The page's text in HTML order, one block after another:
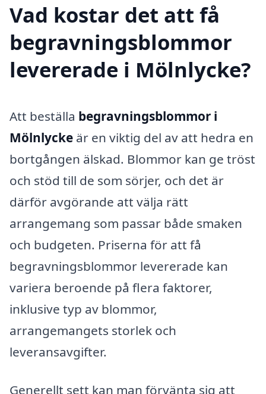
Vad kostar det att få
begravningsblommor
levererade i Mölnlycke?
Att beställa begravningsblommor i
Mölnlycke är en viktig del av att hedra en
bortgången älskad. Blommor kan ge tröst
och stöd till de som sörjer, och det är
därför avgörande att välja rätt
arrangemang som passar både smaken
och budgeten. Priserna för att få
begravningsblommor levererade kan
variera beroende på flera faktorer,
inklusive typ av blommor,
arrangemangets storlek och
leveransavgifter.
Generellt sett kan man förvänta sig att